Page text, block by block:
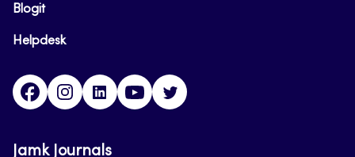
Blogit
Helpdesk
FacebookInstagram
LinkedInYoutube
Jamk Journals